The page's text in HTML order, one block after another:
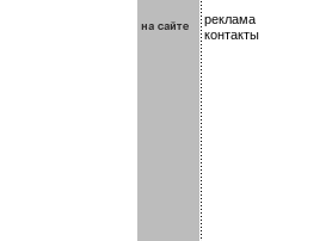
реклама
контакты